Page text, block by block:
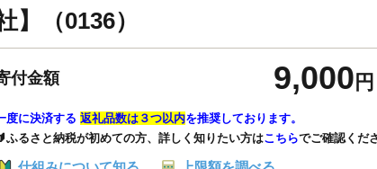
】（0136）
付金額 9,000 円
度に決済する 返礼品数は３つ以内を推奨しております。
ふるさと納税が初めての方、詳しく知りたい方はこちらでご確認くだ